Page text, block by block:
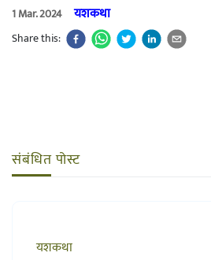
1 Mar. 2024 यशकथा
Share this:
संबंधित पोस्ट
यशकथा